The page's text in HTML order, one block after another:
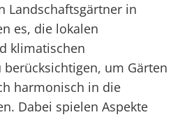
Landschaftsgärtner in
es, die lokalen
klimatischen
um Gärten
harmonisch in die
Dabei spielen Aspekte